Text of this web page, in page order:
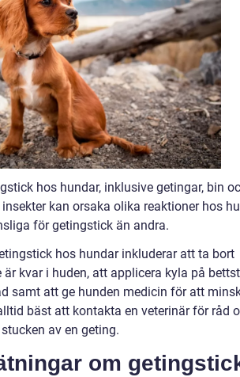
hos hundar, inklusive getingar, bin
kan orsaka olika reaktioner hos
för getingstick än andra.
hos hundar inkluderar att ta bort
kvar i huden, att applicera kyla på
samt att ge hunden medicin för att
bäst att kontakta en veterinär för råd
av en geting.
om